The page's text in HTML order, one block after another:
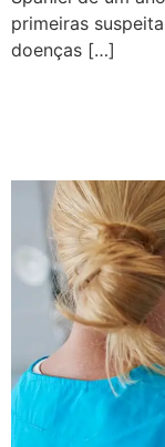
primeiras
doenças […]